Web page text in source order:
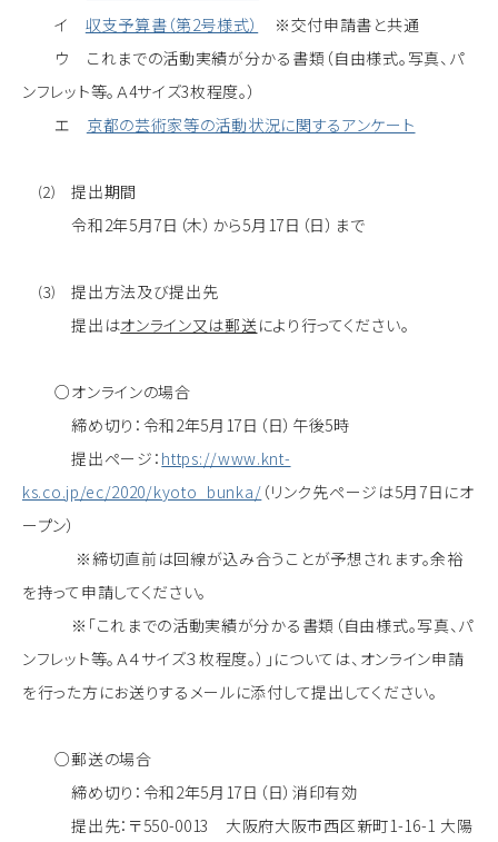
イ 収支予算書（第2号様式）
※交付申請書と共通
ウ これまでの活動実績が分かる書類（自由様式。写真、パ
ンフレット等。Ａ4サイズ3枚程度。）
エ 京都の芸術家等の活動状況に関するアンケート
⑵ 提出期間
令和2年5月7日（木）から5月17日（日）まで
⑶ 提出方法及び提出先
提出はオンライン又は郵送により行ってください。
○オンラインの場合
締め切り：令和2年5月17日（日）午後5時
提出ページ： https://www.knt-
ks.co.jp/ec/2020/kyoto_bunka/ （リンク先ページは5月7日にオ
ープン）
※締切直前は回線が込み合うことが予想されます。余裕
を持って申請してください。
※「これまでの活動実績が分かる書類（自由様式。写真、パ
ンフレット等。Ａ４サイズ３枚程度。）」については、オンライン申請
を行った方にお送りするメールに添付して提出してください。
○郵送の場合
締め切り：令和2年5月17日（日）消印有効
提出先：〒550-0013 大阪府大阪市西区新町1-16-1 大陽